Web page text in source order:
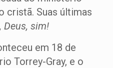
cristã. Suas últimas
Deus, sim!
em 18 de
Torrey-Gray, e o